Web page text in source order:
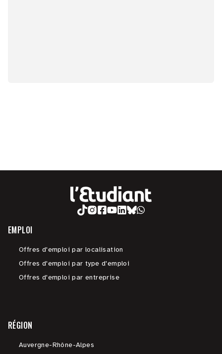
EMPLOI
Offres d'emploi par localisation
Offres d'emploi par type d'emploi
Offres d'emploi par entreprise
RÉGION
Auvergne-Rhône-Alpes